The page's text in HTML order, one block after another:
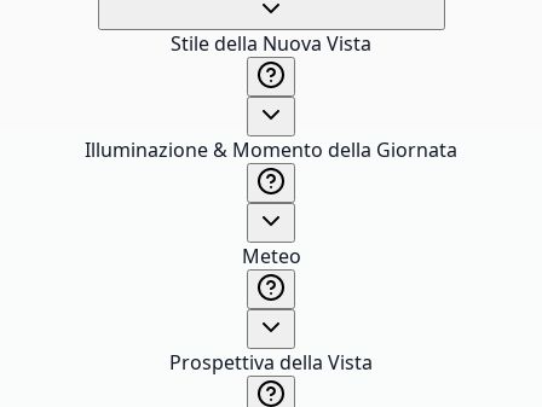
Stile della Nuova Vista
Illuminazione & Momento della Giornata
Meteo
Prospettiva della Vista